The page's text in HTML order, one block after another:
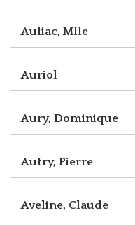
Auliac, Mlle
Auriol
Aury, Dominique
Autry, Pierre
Aveline, Claude